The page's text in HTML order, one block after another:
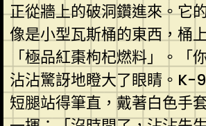
正從牆上的破洞鑽進來。它
像是小型瓦斯桶的東西，桶
「極品紅棗枸杞燃料」。
沾沾驚訝地瞪大了眼睛。K-
短腿站得筆直，戴著白色手